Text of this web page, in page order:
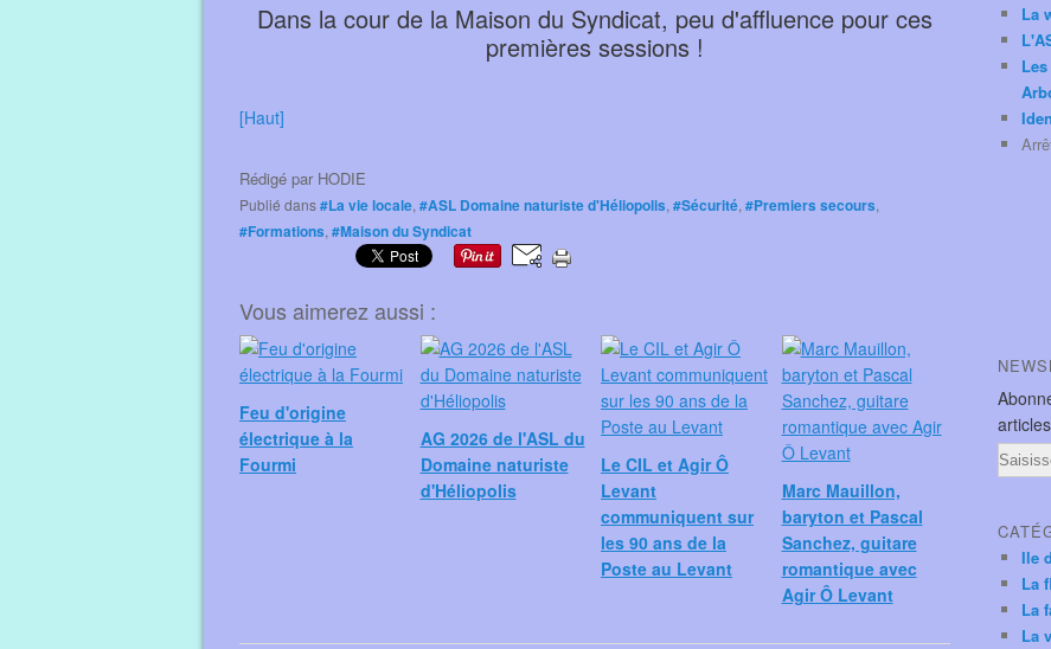
Dans la cour de la Maison du Syndicat, peu d'affluence pour ces
premières sessions !
[Haut]
Rédigé par HODIE
Publié dans#La vie locale, #ASL Domaine naturiste d'Héliopolis, #Sécurité, #Premiers secours,
#Formations, #Maison du Syndicat
Vous aimerez aussi :
Feu d'origine
électrique à la
Fourmi
AG 2026 de l'ASL du
Domaine naturiste
d'Héliopolis
Le CIL et Agir Ô
Levant
communiquent sur
les 90 ans de la
Poste au Levant
Marc Mauillon,
baryton et Pascal
Sanchez, guitare
romantique avec
Agir Ô Levant
La
Email
Ile
La
La
La